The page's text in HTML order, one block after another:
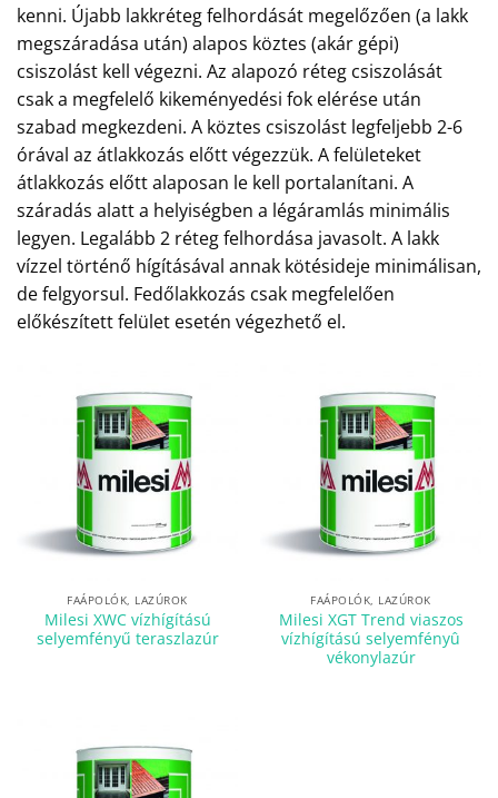
kenni. Újabb lakkréteg felhordását megelőzően (a lakk
megszáradása után) alapos köztes (akár gépi)
csiszolást kell végezni. Az alapozó réteg csiszolását
csak a megfelelő kikeményedési fok elérése után
szabad megkezdeni. A köztes csiszolást legfeljebb 2-6
órával az átlakkozás előtt végezzük. A felületeket
átlakkozás előtt alaposan le kell portalanítani. A
száradás alatt a helyiségben a légáramlás minimális
legyen. Legalább 2 réteg felhordása javasolt. A lakk
vízzel történő hígításával annak kötésideje minimálisan,
de felgyorsul. Fedőlakkozás csak megfelelően
előkészített felület esetén végezhető el.
FAÁPOLÓK, LAZÚROK
Milesi XWC vízhígítású
selyemfényű teraszlazúr
FAÁPOLÓK, LAZÚROK
Milesi XGT Trend viaszos
vízhígítású selyemfényû
vékonylazúr